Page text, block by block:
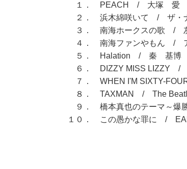
１． PEACH / 大塚 愛
２． 浜木綿咲いて / ザ・ナ
３． 南海ホークスの歌 /
４． 南海ファンやもん / ア
５． Halation / 秦 基博
６． DIZZY MISS LIZZY /
７． WHEN I'M SIXTY-
８． TAXMAN / The
９． 橋本真也のテーマ～
１０． この愚かな罪に /